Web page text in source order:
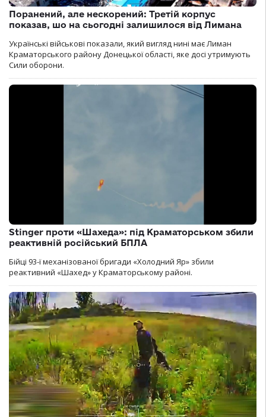
Поранений, але нескорений: Третій корпус
показав, шо на сьогодні залишилося від Лимана
Українські військові показали, який вигляд нині має Лиман
Краматорського району Донецької області, яке досі утримують
Сили оборони.
Stinger проти «Шахеда»: під Краматорськом збили
реактивній російський БПЛА
Бійці 93-ї механізованої бригади «Холодний Яр» збили
реактивний «Шахед» у Краматорському районі.